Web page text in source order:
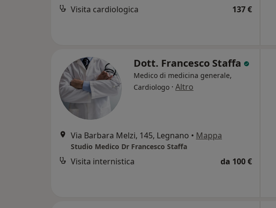
Visita cardiologica 137 €
Dott. Francesco Staffa
Medico di medicina generale,
Cardiologo · Altro
Via Barbara Melzi, 145, Legnano • Mappa
Studio Medico Dr Francesco Staffa
Visita internistica da 100 €